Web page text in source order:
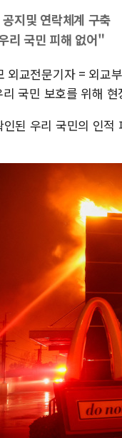
지및 연락체계 구축
리 국민 피해 없어"
외교전문기자 = 외교
국민 보호를 위해
된 우리 국민의 인적